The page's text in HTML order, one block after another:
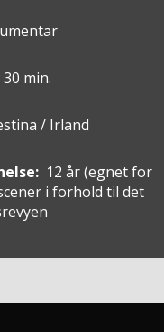
30 min.
/ Irland
12 år(egnet for
i forhold til det